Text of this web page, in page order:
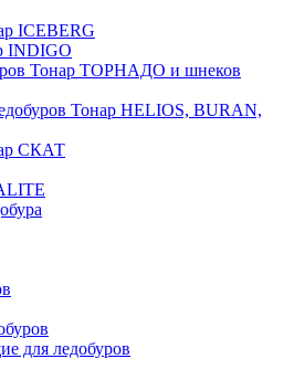
ICEBERG
INDIGO
Тонар ТОРНАДО и шнеков
Тонар HELIOS, BURAN,
СКАТ
для ледобуров